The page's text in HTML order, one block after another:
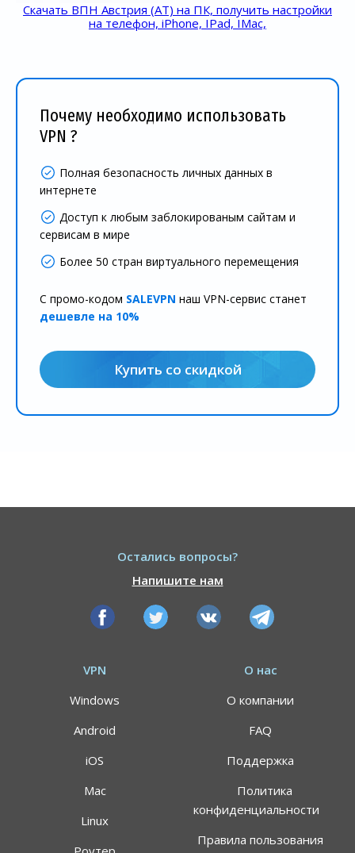
Скачать ВПН Австрия (AT) на ПК, получить настройки
на телефон, iPhone, IPad, IMac,
Почему необходимо использовать
VPN ?
Полная безопасность личных данных в
интернете
Доступ к любым заблокированым сайтам и
сервисам в мире
Более 50 стран виртуального перемещения
С промо-кодом SALEVPN наш VPN-сервис станет
дешевле на 10%
Купить со скидкой
Остались вопросы?
Напишите нам
VPN
Windows
Android
iOS
Mac
Linux
О нас
О компании
FAQ
Поддержка
Политика
конфиденциальности
Правила пользования